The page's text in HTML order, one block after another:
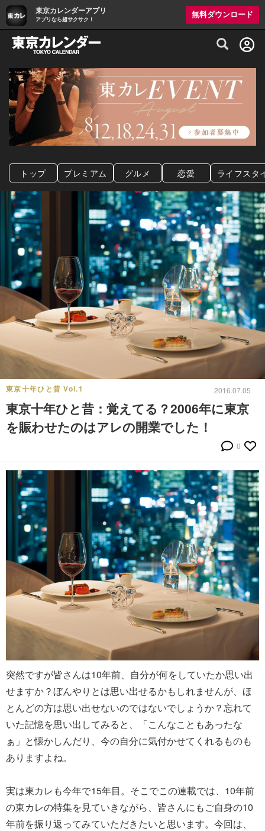
東京カレンダーアプリ
アプリなら超サクサク！
無料ダウンロード
グルメ情報・プレミアムレストラン予約
トップ プレミアム グルメ 恋愛 ライフスタ
東京十年ひと昔 Vol.1 2016.07.05
東京十年ひと昔：覚えてる？2006年に東京
を賑わせたのはアレの開業でした！
0
突然ですが皆さんは10年前、自分が何をしていたか思い出
せますか？ぼんやりとは思い出せるかもしれませんが、ほ
とんどの方は思い出せないのではないでしょうか？忘れて
いた記憶を思い出してみると、「こんなこともあったな
ぁ」と懐かしんだり、今の自分に気付かせてくれるものも
ありますよね。
実は東カレも今年で15年目。そこでこの連載では、10年前
の東カレの特集を見ていきながら、皆さんにもご自身の10
年前を振り返ってみていただきたいと思います。今回は、